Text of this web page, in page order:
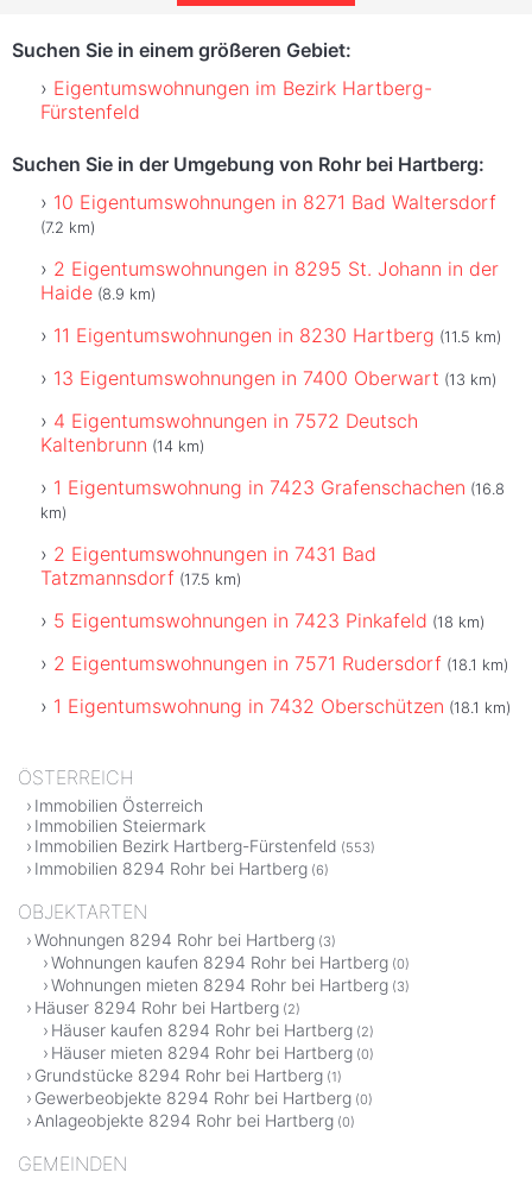
Suchen Sie in einem größeren Gebiet:
Eigentumswohnungen im Bezirk Hartberg-
Fürstenfeld
Suchen Sie in der Umgebung von Rohr bei Hartberg:
10 Eigentumswohnungen in 8271 Bad Waltersdorf
(7.2 km)
2 Eigentumswohnungen in 8295 St. Johann in der
Haide (8.9 km)
11 Eigentumswohnungen in 8230 Hartberg (11.5 km)
13 Eigentumswohnungen in 7400 Oberwart (13 km)
4 Eigentumswohnungen in 7572 Deutsch
Kaltenbrunn (14 km)
1 Eigentumswohnung in 7423 Grafenschachen (16.8
km)
2 Eigentumswohnungen in 7431 Bad
Tatzmannsdorf (17.5 km)
5 Eigentumswohnungen in 7423 Pinkafeld (18 km)
2 Eigentumswohnungen in 7571 Rudersdorf (18.1 km)
1 Eigentumswohnung in 7432 Oberschützen (18.1 km)
ÖSTERREICH
Immobilien Österreich
Immobilien Steiermark
Immobilien Bezirk Hartberg-Fürstenfeld (553)
Immobilien 8294 Rohr bei Hartberg (6)
OBJEKTARTEN
Wohnungen 8294 Rohr bei Hartberg (3)
Wohnungen kaufen 8294 Rohr bei Hartberg (0)
Wohnungen mieten 8294 Rohr bei Hartberg (3)
Häuser 8294 Rohr bei Hartberg (2)
Häuser kaufen 8294 Rohr bei Hartberg (2)
Häuser mieten 8294 Rohr bei Hartberg (0)
Grundstücke 8294 Rohr bei Hartberg (1)
Gewerbeobjekte 8294 Rohr bei Hartberg (0)
Anlageobjekte 8294 Rohr bei Hartberg (0)
GEMEINDEN